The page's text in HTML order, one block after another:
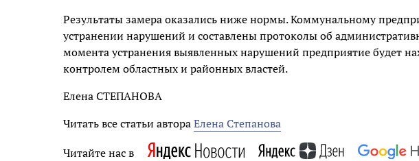
Результаты замера оказались ниже нормы. Коммунальному
устранении нарушений и составлены протоколы об
момента устранения выявленных нарушений предприятие будет
контролем областных и районных властей.
Елена СТЕПАНОВА
Читать все статьи автораЕлена Степанова
Читайте нас в